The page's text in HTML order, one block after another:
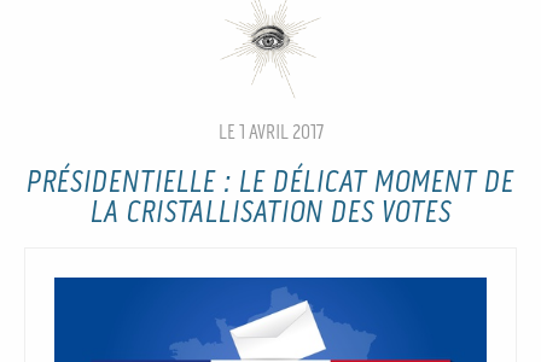
LE 1 AVRIL 2017
PRÉSIDENTIELLE : LE DÉLICAT MOMENT DE
LA CRISTALLISATION DES VOTES